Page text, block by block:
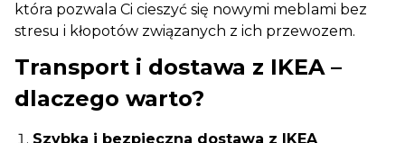
która pozwala Ci cieszyć się nowymi meblami bez
stresu i kłopotów związanych z ich przewozem.
Transport i dostawa z IKEA –
dlaczego warto?
Szybka i bezpieczna dostawa z IKEA